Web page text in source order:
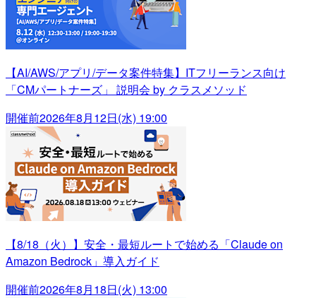
【AI/AWS/アプリ/データ案件特集】ITフリーランス向け
「CMパートナーズ」 説明会 by クラスメソッド
開催前2026年8月12日(水) 19:00
【8/18（火）】安全・最短ルートで始める「Claude on
Amazon Bedrock」導入ガイド
開催前2026年8月18日(火) 13:00